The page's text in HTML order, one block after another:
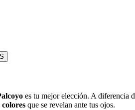
es tu mejor elección. A diferencia
que se revelan ante tus ojos.